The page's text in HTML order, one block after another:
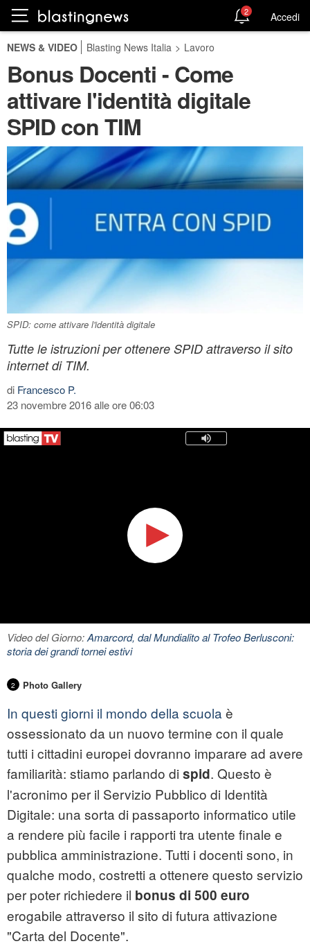
2 Accedi
NEWS & VIDEO Blasting News Italia > Lavoro
Bonus Docenti - Come
attivare l'identità digitale
SPID con TIM
SPID: come attivare l'identità digitale
Tutte le istruzioni per ottenere SPID attraverso il sito
internet di TIM.
di Francesco P.
23 novembre 2016 alle ore 06:03
Video del Giorno:Amarcord, dal Mundialito al Trofeo Berlusconi:
storia dei grandi tornei estivi
2 Photo Gallery
In questi giorni il mondo della scuola è
ossessionato da un nuovo termine con il quale
tutti i cittadini europei dovranno imparare ad avere
familiarità: stiamo parlando di spid. Questo è
l'acronimo per il Servizio Pubblico di Identità
Digitale: una sorta di passaporto informatico utile
a rendere più facile i rapporti tra utente finale e
pubblica amministrazione. Tutti i docenti sono, in
qualche modo, costretti a ottenere questo servizio
per poter richiedere il bonus di 500 euro
erogabile attraverso il sito di futura attivazione
"Carta del Docente".